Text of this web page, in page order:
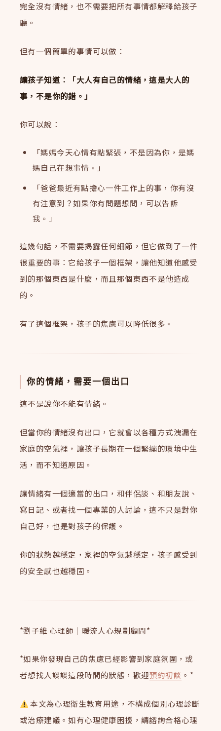
完全沒有情緒，也不需要把所有事情都解釋給孩子
聽。
但有一個簡單的事情可以做：
讓孩子知道：「大人有自己的情緒，這是大人的
事，不是你的錯。」
你可以說：
「媽媽今天心情有點緊張，不是因為你，是媽
媽自己在想事情。」
「爸爸最近有點擔心一件工作上的事，你有沒
有注意到？如果你有問題想問，可以告訴
我。」
這幾句話，不需要揭露任何細節，但它做到了一件
很重要的事：它給孩子一個框架，讓他知道他感受
到的那個東西是什麼，而且那個東西不是他造成
的。
有了這個框架，孩子的焦慮可以降低很多。
你的情緒，需要一個出口
這不是說你不能有情緒。
但當你的情緒沒有出口，它就會以各種方式洩漏在
家庭的空氣裡，讓孩子長期在一個緊繃的環境中生
活，而不知道原因。
讓情緒有一個適當的出口，和伴侶談、和朋友說、
寫日記、或者找一個專業的人討論，這不只是對你
自己好，也是對孩子的保護。
你的狀態越穩定，家裡的空氣越穩定，孩子感受到
的安全感也越穩固。
*劉子維 心理師｜暖流人心規劃顧問*
*如果你發現自己的焦慮已經影響到家庭氛圍，或
者想找人談談這段時間的狀態，歡迎預約初談 。*
本文為心理衛生教育用途，不構成個別心理診斷
或治療建議。如有心理健康困擾，請諮詢合格心理